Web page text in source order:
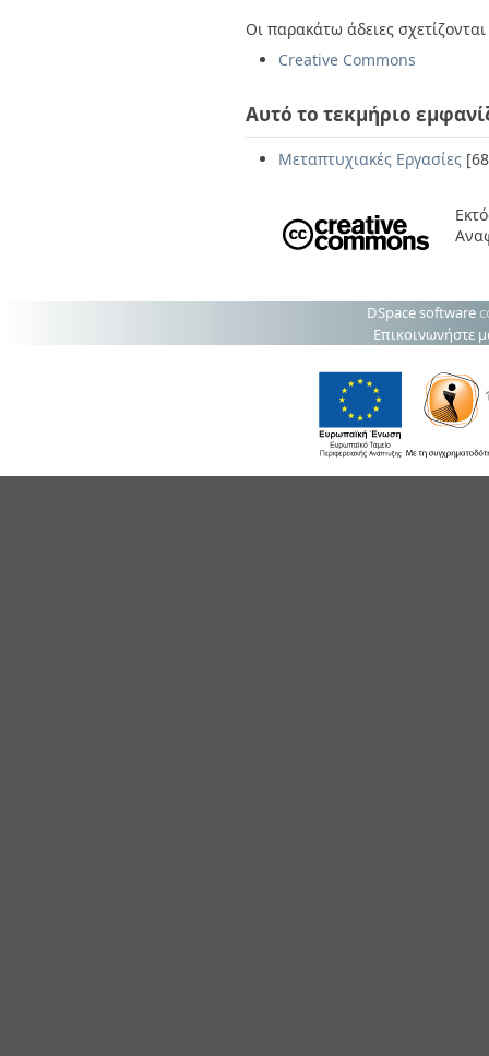
Οι παρακάτω άδειες
Creative Commons
Αυτό το τεκμήριο
Μεταπτυχιακές Εργασίες
DSpace software
Επικοινωνήστε